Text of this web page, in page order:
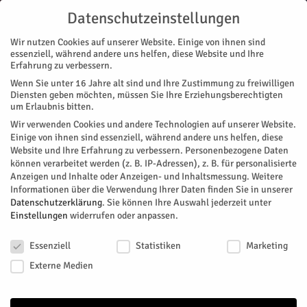
Start Magazin Geschichte/n HERZOG im Museum und das liebe Geld
MAGAZIN GESCHICHTE/N
HERZOG im Museum und das liebe
Geld
VonHERZOG Redaktion- April 12, 2026 66 0
Facebook Twitter
Datenschutzeinstellungen
Wir nutzen Cookies auf unserer Website. Einige von ihnen sind
essenziell, während andere uns helfen, diese Website und Ihre
Erfahrung zu verbessern.
Wenn Sie unter 16 Jahre alt sind und Ihre Zustimmung zu freiwilligen
Diensten geben möchten, müssen Sie Ihre Erziehungsberechtigten
um Erlaubnis bitten.
Wir verwenden Cookies und andere Technologien auf unserer Website.
Einige von ihnen sind essenziell, während andere uns helfen, diese
Website und Ihre Erfahrung zu verbessern. Personenbezogene Daten
können verarbeitet werden (z. B. IP-Adressen), z. B. für personalisierte
Anzeigen und Inhalte oder Anzeigen- und Inhaltsmessung. Weitere
Informationen über die Verwendung Ihrer Daten finden Sie in unserer
Datenschutzerklärung. Sie können Ihre Auswahl jederzeit unter
Einstellungen widerrufen oder anpassen.
Essenziell
Statistiken
Marketing
Externe Medien